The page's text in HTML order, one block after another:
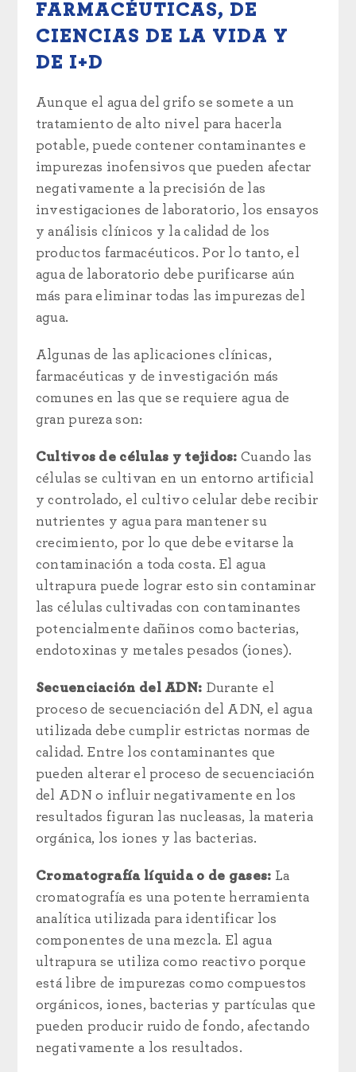
FARMACÉUTICAS, DE
CIENCIAS DE LA VIDA Y
DE I+D
Aunque el agua del grifo se somete a un
tratamiento de alto nivel para hacerla
potable, puede contener contaminantes e
impurezas inofensivos que pueden afectar
negativamente a la precisión de las
investigaciones de laboratorio, los ensayos
y análisis clínicos y la calidad de los
productos farmacéuticos. Por lo tanto, el
agua de laboratorio debe purificarse aún
más para eliminar todas las impurezas del
agua.
Algunas de las aplicaciones clínicas,
farmacéuticas y de investigación más
comunes en las que se requiere agua de
gran pureza son:
Cultivos de células y tejidos: Cuando las
células se cultivan en un entorno artificial
y controlado, el cultivo celular debe recibir
nutrientes y agua para mantener su
crecimiento, por lo que debe evitarse la
contaminación a toda costa. El agua
ultrapura puede lograr esto sin contaminar
las células cultivadas con contaminantes
potencialmente dañinos como bacterias,
endotoxinas y metales pesados (iones).
Secuenciación del ADN: Durante el
proceso de secuenciación del ADN, el agua
utilizada debe cumplir estrictas normas de
calidad. Entre los contaminantes que
pueden alterar el proceso de secuenciación
del ADN o influir negativamente en los
resultados figuran las nucleasas, la materia
orgánica, los iones y las bacterias.
Cromatografía líquida o de gases: La
cromatografía es una potente herramienta
analítica utilizada para identificar los
componentes de una mezcla. El agua
ultrapura se utiliza como reactivo porque
está libre de impurezas como compuestos
orgánicos, iones, bacterias y partículas que
pueden producir ruido de fondo, afectando
negativamente a los resultados.